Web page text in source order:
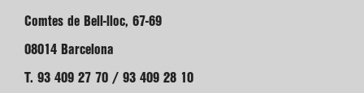
Comtes de Bell-lloc, 67-69
08014 Barcelona
T. 93 409 27 70 / 93 409 28 10